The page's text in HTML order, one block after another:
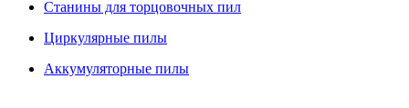
Станины для торцовочных пил
Циркулярные пилы
Аккумуляторные пилы